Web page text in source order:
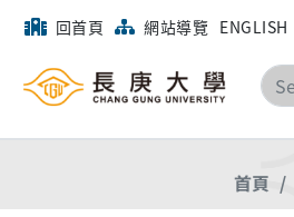
回首頁 網站導覽 ENGLISH
首頁